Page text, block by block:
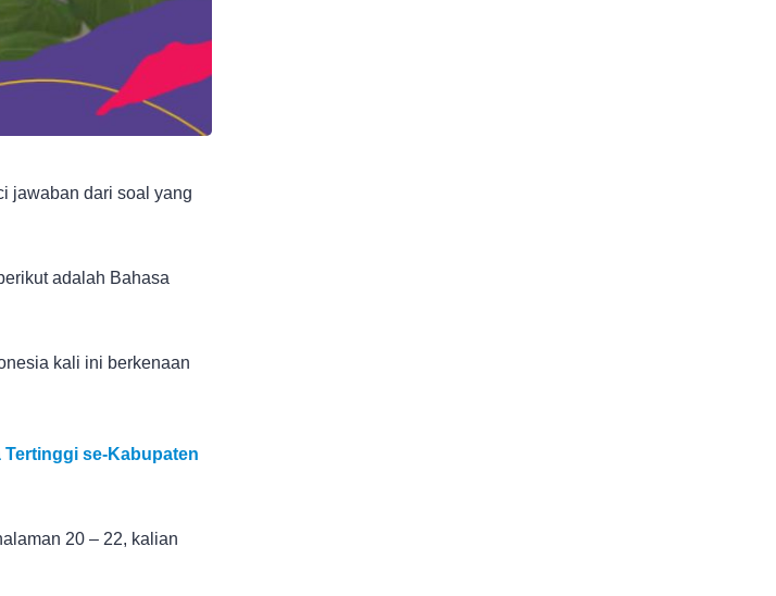
jawaban dari soal yang
adalah Bahasa
kali ini berkenaan
se-Kabupaten
20 – 22, kalian